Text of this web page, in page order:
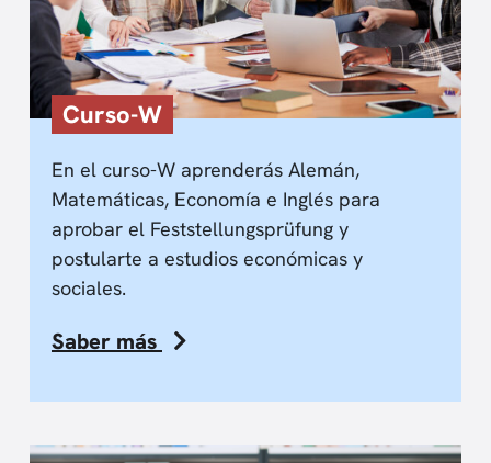
Curso-W
En el curso-W aprenderás Alemán,
Matemáticas, Economía e Inglés para
aprobar el Feststellungsprüfung y
postularte a estudios económicas y
sociales.
Saber más